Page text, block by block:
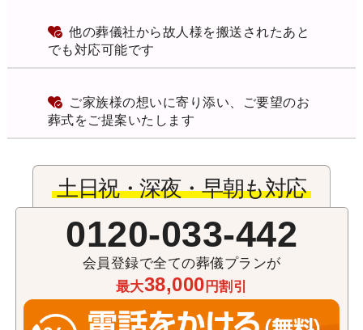
他の葬儀社から故人様を搬送されたあと
でも対応可能です
ご家族様の想いに寄り添い、ご要望のお
葬式をご提案いたします
土日祝・深夜・早朝も対応
0120-033-442
会員登録で全ての葬儀プランが
最大38,000 円割引